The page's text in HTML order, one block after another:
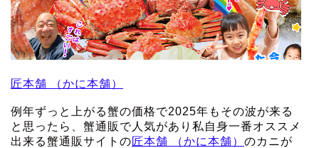
匠本舗 （かに本舗）
例年ずっと上がる蟹の価格で2025年もその波が来る
と思ったら、蟹通販で人気があり私自身一番オススメ
出来る蟹通販サイトの匠本舗 （かに本舗） のカニが